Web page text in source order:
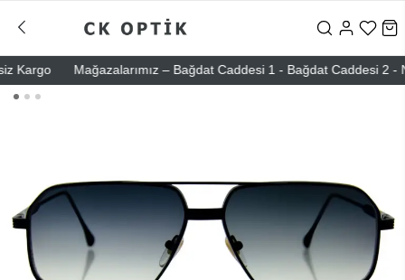
Mağazalarımız – Bağdat Caddesi 1 - Bağdat Caddesi 2 -